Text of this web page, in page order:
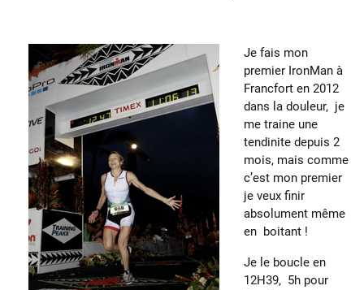
Je fais mon
premier IronMan à
Francfort en 2012
dans la douleur, je
me traine une
tendinite depuis 2
mois, mais comme
c’est mon premier
je veux finir
absolument même
en boitant !
Je le boucle en
12H39, 5h pour